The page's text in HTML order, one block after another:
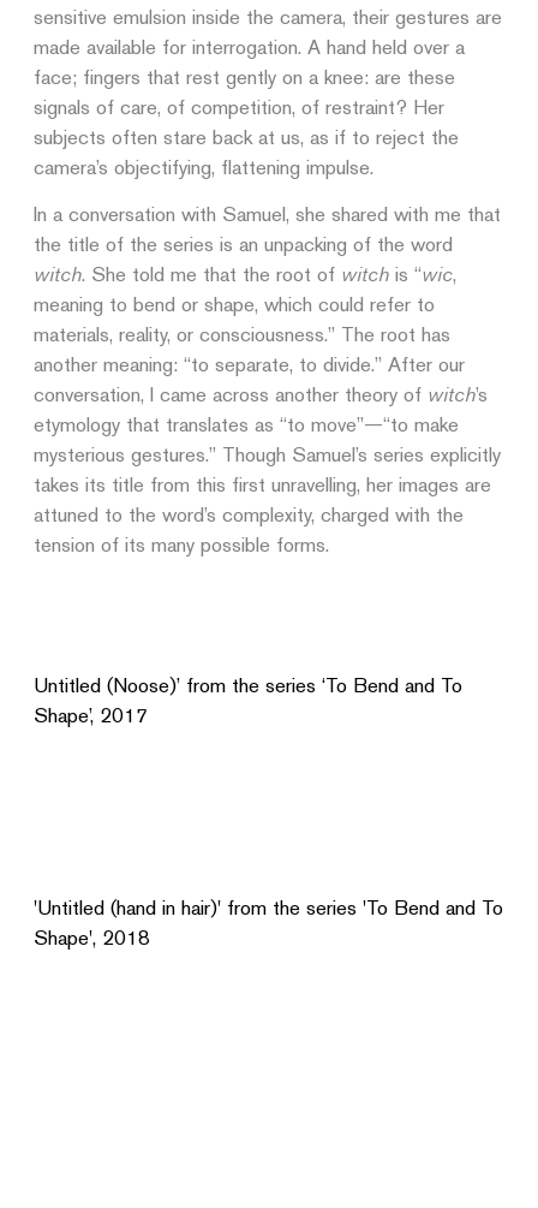
sensitive emulsion inside the camera, their gestures are
made available for interrogation. A hand held over a
face; fingers that rest gently on a knee: are these
signals of care, of competition, of restraint? Her
subjects often stare back at us, as if to reject the
camera’s objectifying, flattening impulse.
In a conversation with Samuel, she shared with me that
the title of the series is an unpacking of the word
witch. She told me that the root of witch is “wic,
meaning to bend or shape, which could refer to
materials, reality, or consciousness.” The root has
another meaning: “to separate, to divide.” After our
conversation, I came across another theory of witch’s
etymology that translates as “to move”—“to make
mysterious gestures.” Though Samuel’s series explicitly
takes its title from this first unravelling, her images are
attuned to the word’s complexity, charged with the
tension of its many possible forms.
Untitled (Noose)’ from the series ‘To Bend and To
Shape’, 2017
'Untitled (hand in hair)' from the series 'To Bend and To
Shape', 2018